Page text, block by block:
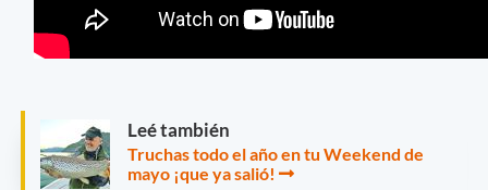
Leé también
Truchas todo el año en tu Weekend de
mayo ¡que ya salió!